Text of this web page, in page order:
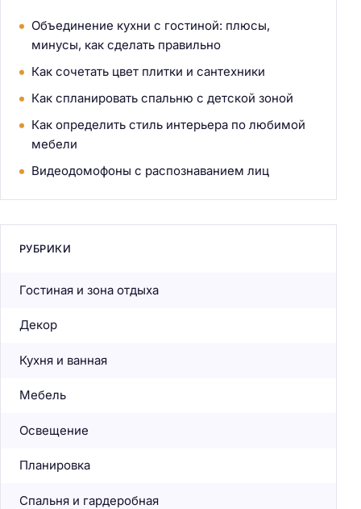
Объединение кухни с гостиной: плюсы,
минусы, как сделать правильно
Как сочетать цвет плитки и сантехники
Как спланировать спальню с детской зоной
Как определить стиль интерьера по любимой
мебели
Видеодомофоны с распознаванием лиц
РУБРИКИ
Гостиная и зона отдыха
Декор
Кухня и ванная
Мебель
Освещение
Планировка
Спальня и гардеробная